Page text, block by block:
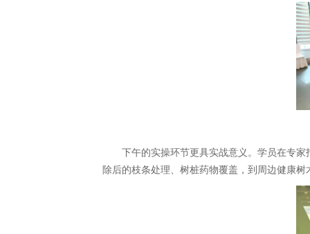
下午的实操环节更具实战意义。学员在专
除后的枝条处理、树桩药物覆盖，到周边健康